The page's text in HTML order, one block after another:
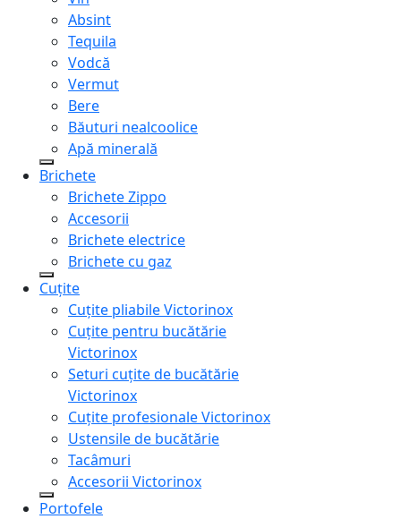
Absint
Tequila
Vodcă
Vermut
Bere
Băuturi nealcoolice
Apă minerală
Brichete
Brichete Zippo
Accesorii
Brichete electrice
Brichete cu gaz
Cuțite
Cuțite pliabile Victorinox
Cuțite pentru bucătărie
Victorinox
Seturi cuțite de bucătărie
Victorinox
Cuțite profesionale Victorinox
Ustensile de bucătărie
Tacâmuri
Accesorii Victorinox
Portofele